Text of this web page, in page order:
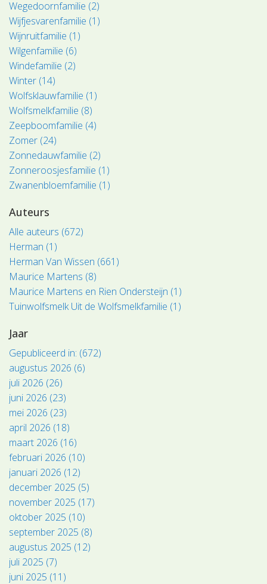
Wegedoornfamilie (2)
Wijfjesvarenfamilie (1)
Wijnruitfamilie (1)
Wilgenfamilie (6)
Windefamilie (2)
Winter (14)
Wolfsklauwfamilie (1)
Wolfsmelkfamilie (8)
Zeepboomfamilie (4)
Zomer (24)
Zonnedauwfamilie (2)
Zonneroosjesfamilie (1)
Zwanenbloemfamilie (1)
Auteurs
Alle auteurs (672)
Herman (1)
Herman Van Wissen (661)
Maurice Martens (8)
Maurice Martens en Rien Ondersteijn (1)
Tuinwolfsmelk Uit de Wolfsmelkfamilie (1)
Jaar
Gepubliceerd in: (672)
augustus 2026 (6)
juli 2026 (26)
juni 2026 (23)
mei 2026 (23)
april 2026 (18)
maart 2026 (16)
februari 2026 (10)
januari 2026 (12)
december 2025 (5)
november 2025 (17)
oktober 2025 (10)
september 2025 (8)
augustus 2025 (12)
juli 2025 (7)
juni 2025 (11)